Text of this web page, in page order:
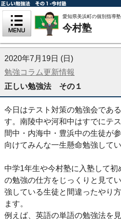
正しい勉強法 その１-今村塾
愛知県美浜町の個別指導塾
今村塾
2020年7月19日 (日)
勉強コラム更新情報
正しい勉強法 その１
今日はテスト対策の勉強会であ
す。南陵中や河和中はすでにテ
間中・内海中・豊浜中の生徒が
向けてみんな一生懸命勉強してい
中学1年生や今村塾に入塾して
の勉強の仕方をじっくりと見て
強している生徒と間違ったやり
ます。
例えば、英語の単語の勉強法を見